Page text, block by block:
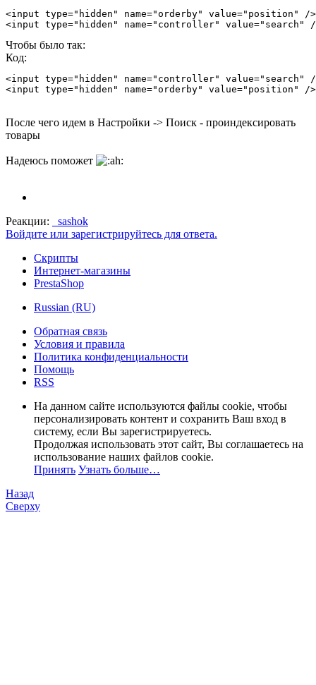
<input type="hidden" name="orderby"
<input type="hidden" name="controller" value="search" /
Чтобы было так:
Код:
<input type="hidden" name="controller" value="search" /
<input type="hidden" name="orderby" value="position" />
После чего идем в Настройки -> Поиск - проиндексировать
товары
Надеюсь поможет
Реакции:
_sashok
Войдите или зарегистрируйтесь для ответа.
Скрипты
Интернет-магазины
PrestaShop
Russian (RU)
Обратная связь
Условия и правила
Политика конфиденциальности
Помощь
RSS
На данном сайте используются файлы cookie, чтобы
персонализировать контент и сохранить Ваш вход в
систему, если Вы зарегистрируетесь.
Продолжая использовать этот сайт, Вы соглашаетесь на
использование наших файлов cookie.
Принять Узнать больше…
Назад
Сверху